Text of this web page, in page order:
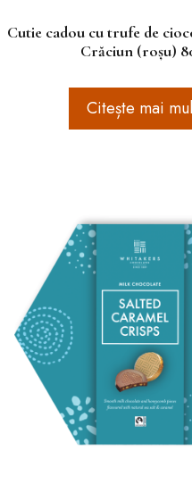
Cutie cadou cu trufe de
Crăciun (roșu)
Citește mai